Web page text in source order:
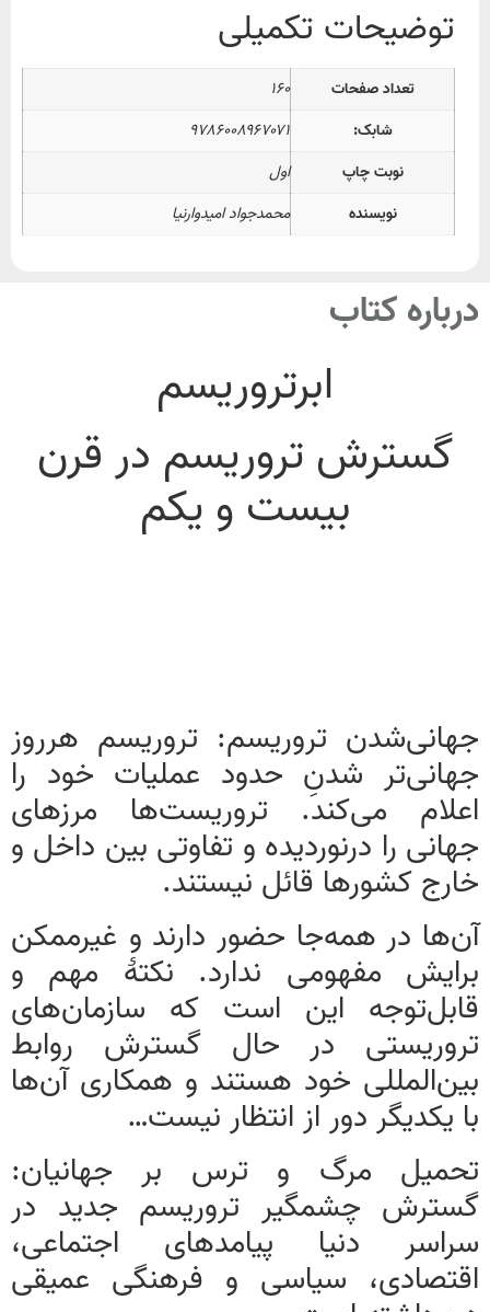
توضیحات تکمیلی
تعداد صفحات
۱۶۰
شابک:
۹۷۸۶۰۰۸۹۶۷۰۷۱
نوبت چاپ
اول
نویسنده
محمدجواد امیدوارنیا
درباره کتاب
ابرتروریسم
گسترش تروریسم در قرن
بیست‌ و یکم
جهانی‌شدن تروریسم: تروریسم هرروز
جهانی‌تر شدنِ حدود عملیات خود را
اعلام می‌کند. تروریست‌ها مرزهای
جهانی را درنوردیده و تفاوتی بین داخل و
خارج کشورها قائل نیستند.
آن‌ها در همه‌جا حضور دارند و غیرممکن
برایش مفهومی ندارد. نکتهٔ مهم و
قابل‌توجه این است که سازمان‌های
تروریستی در حال گسترش روابط
بین‌المللی خود هستند و همکاری آن‌ها
با یکدیگر دور از انتظار نیست…
تحمیل مرگ و ترس بر جهانیان:
گسترش چشمگیر تروریسم جدید در
سراسر دنیا پیامدهای اجتماعی،
اقتصادی، سیاسی و فرهنگی عمیقی